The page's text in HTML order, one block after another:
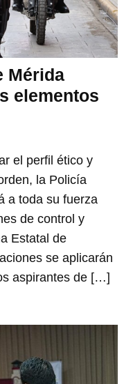
Mérida
elementos
el perfil ético y
la Policía
a toda su fuerza
de control y
Estatal de
se aplicarán
aspirantes de […]